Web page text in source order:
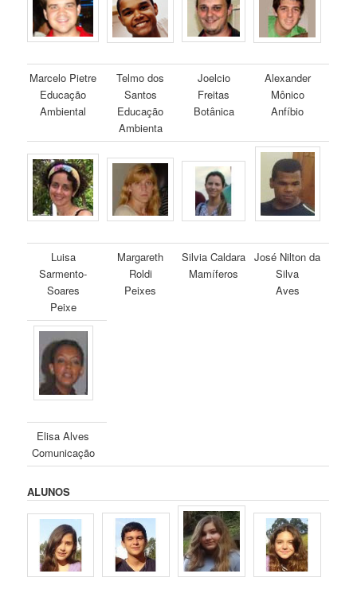
Marcelo Pietre
Educação
Ambiental
Telmo dos
Santos
Educação
Ambienta
Joelcio
Freitas
Botânica
Alexander
Mônico
Anfíbio
Luisa
Sarmento-
Soares
Peixe
Margareth
Roldi
Peixes
Silvia Caldara
Mamíferos
José Nilton da
Silva
Aves
Elisa Alves
Comunicação
ALUNOS